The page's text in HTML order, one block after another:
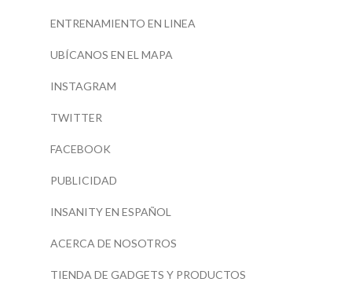
ENTRENAMIENTO EN LINEA
UBÍCANOS EN EL MAPA
INSTAGRAM
TWITTER
FACEBOOK
PUBLICIDAD
INSANITY EN ESPAÑOL
ACERCA DE NOSOTROS
TIENDA DE GADGETS Y PRODUCTOS